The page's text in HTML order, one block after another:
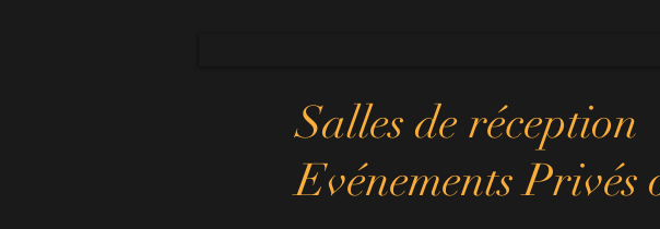
Salles de réception
Evénements Privés